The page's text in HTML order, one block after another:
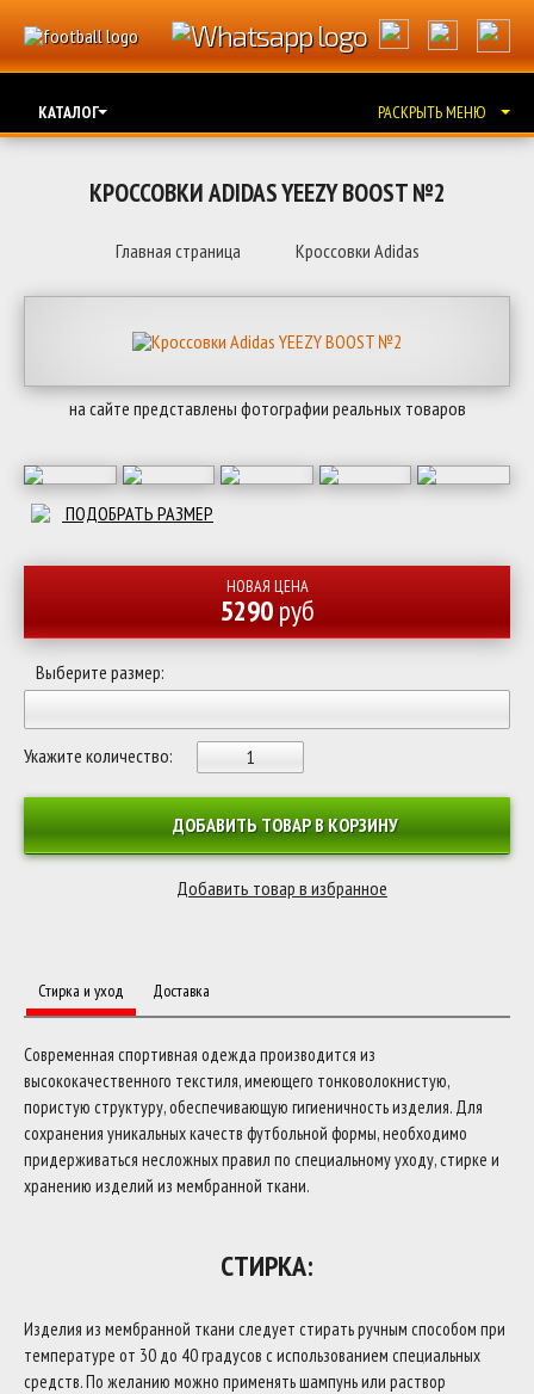
КАТАЛОГ РАСКРЫТЬ МЕНЮ
КРОССОВКИ ADIDAS YEEZY BOOST №2
Главная страница Кроссовки Adidas
на сайте представлены фотографии реальных товаров
ПОДОБРАТЬ РАЗМЕР
НОВАЯ ЦЕНА
5290руб
Выберите размер:
Укажите количество:
ДОБАВИТЬ ТОВАР В КОРЗИНУ
Стирка и уход Доставка
Современная спортивная одежда производится из
высококачественного текстиля, имеющего тонковолокнистую,
пористую структуру, обеспечивающую гигиеничность изделия. Для
сохранения уникальных качеств футбольной формы, необходимо
придерживаться несложных правил по специальному уходу, стирке и
хранению изделий из мембранной ткани.
СТИРКА:
Изделия из мембранной ткани следует стирать ручным способом при
температуре от 30 до 40 градусов с использованием специальных
средств. По желанию можно применять шампунь или раствор